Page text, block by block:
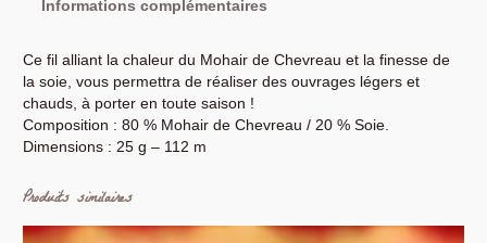
i
é
d
e
F
i
T
r
Informations complémentaires
Ce fil alliant la chaleur du Mohair de Chevreau et la finesse de
la soie, vous permettra de réaliser des ouvrages légers et
chauds, à porter en toute saison !
Composition : 80 % Mohair de Chevreau / 20 % Soie.
Dimensions : 25 g – 112 m
Produits similaires